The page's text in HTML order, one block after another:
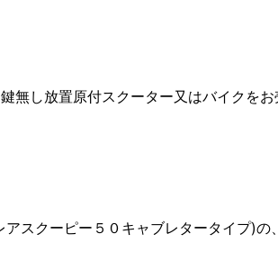
無し放置原付スクーター又はバイクを
スクーピー５０キャブレタータイプ)